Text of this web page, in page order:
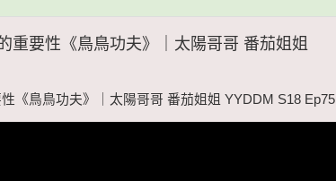
重要性《鳥鳥功夫》｜太陽哥哥 番茄姐姐
《鳥鳥功夫》｜太陽哥哥 番茄姐姐 YYDDM S18 Ep75